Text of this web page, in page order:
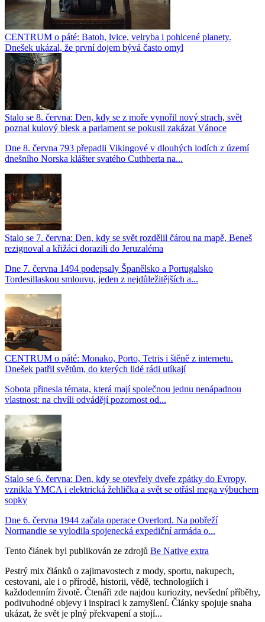
CENTRUM o páté: Batoh, lvice, velryba i pohlcené planety.
Dnešek ukázal, že první dojem bývá často omyl
Stalo se 8. června: Den, kdy se z moře vynořil nový strach, svět
poznal kulový blesk a parlament se pokusil zakázat Vánoce
Dne 8. června 793 přepadli Vikingové v dlouhých lodích z území
dnešního Norska klášter svatého Cuthberta na...
Stalo se 7. června: Den, kdy se svět rozdělil čárou na mapě, Beneš
rezignoval a křižáci dorazili do Jeruzaléma
Dne 7. června 1494 podepsaly Španělsko a Portugalsko
Tordesillaskou smlouvu, jeden z nejdůležitějších a...
CENTRUM o páté: Monako, Porto, Tetris i štěně z internetu.
Dnešek patřil světům, do kterých lidé rádi utíkají
Sobota přinesla témata, která mají společnou jednu nenápadnou
vlastnost: na chvíli odvádějí pozornost od...
Stalo se 6. června: Den, kdy se otevřely dveře zpátky do Evropy,
vznikla YMCA i elektrická žehlička a svět se otřásl mega výbuchem
sopky
Dne 6. června 1944 začala operace Overlord. Na pobřeží
Normandie se vylodila spojenecká expediční armáda o...
Tento článek byl publikován ze zdrojů Be Native extra
Pestrý mix článků o zajimavostech z mody, sportu, nakupech,
cestovani, ale i o přírodě, historii, vědě, technologiích i
každodenním životě. Čtenáři zde najdou kuriozity, nevšední příběhy,
podivuhodné objevy i inspiraci k zamyšlení. Články spojuje snaha
ukázat, že svět je plný překvapení a stojí...